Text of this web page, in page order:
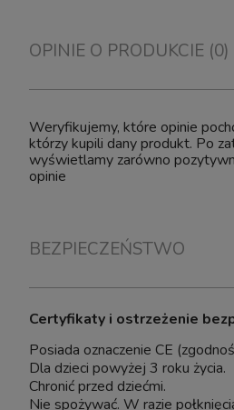
OPINIE O PRODUKCIE (0)
Weryfikujemy, które opinie
którzy kupili dany produkt. Po
wyświetlamy zarówno
opinie
BEZPIECZEŃSTWO
Certyfikaty i ostrzeżenie
Posiada oznaczenie CE
Dla dzieci powyżej 3 roku życia.
Chronić przed dziećmi.
Nie spożywać. W razie